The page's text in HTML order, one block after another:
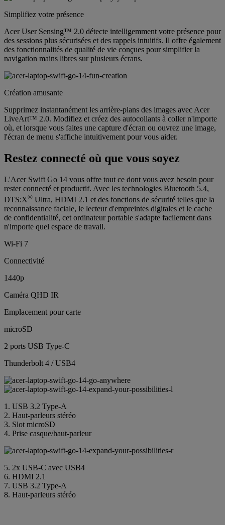
Simplifiez votre présence
Acer User Sensing™ 2.0 détecte intelligemment votre présence pour
des sessions plus sécurisées et des rappels intuitifs. Il offre également
des fonctionnalités de qualité de vie conçues pour simplifier la
navigation mains libres sur plusieurs écrans.
Création amusante
Supprimez instantanément les arrière-plans des images avec Acer
LiveArt™ 2.0. Modifiez et créez des autocollants à coller n'importe
où, et lorsque vous faites une capture d'écran ou ouvrez une image,
l'écran de menu s'affiche intuitivement pour vous aider.
Restez connecté où que vous soyez
L'Acer Swift Go 14 vous offre tout ce dont vous avez besoin pour
rester connecté et productif. Avec les technologies Bluetooth 5.4,
DTS:X® Ultra, HDMI 2.1 et des fonctions de sécurité telles que la
reconnaissance faciale, le lecteur d'empreintes digitales et le cache
de confidentialité, cet ordinateur portable s'adapte facilement dans
n'importe quel espace de travail.
Wi-Fi 7
Connectivité
1440p
Caméra QHD IR
Emplacement pour carte
microSD
2 ports USB Type-C
Thunderbolt 4 / USB4
1. USB 3.2 Type-A
2. Haut-parleurs stéréo
3. Slot microSD
4. Prise casque/haut-parleur
5. 2x USB-C avec USB4
6. HDMI 2.1
7. USB 3.2 Type-A
8. Haut-parleurs stéréo